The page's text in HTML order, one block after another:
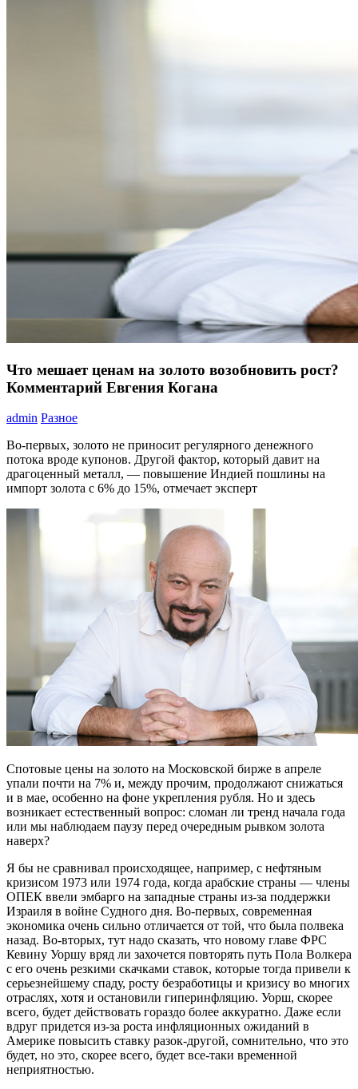
Что мешает ценам на золото возобновить рост?
Комментарий Евгения Когана
admin Разное
Во-первых, золото не приносит регулярного денежного
потока вроде купонов. Другой фактор, который давит на
драгоценный металл, — повышение Индией пошлины на
импорт золота с 6% до 15%, отмечает эксперт
Спотовые цены на золото на Московской бирже в апреле
упали почти на 7% и, между прочим, продолжают снижаться
и в мае, особенно на фоне укрепления рубля. Но и здесь
возникает естественный вопрос: сломан ли тренд начала года
или мы наблюдаем паузу перед очередным рывком золота
наверх?
Я бы не сравнивал происходящее, например, с нефтяным
кризисом 1973 или 1974 года, когда арабские страны — члены
ОПЕК ввели эмбарго на западные страны из-за поддержки
Израиля в войне Судного дня. Во-первых, современная
экономика очень сильно отличается от той, что была полвека
назад. Во-вторых, тут надо сказать, что новому главе ФРС
Кевину Уоршу вряд ли захочется повторять путь Пола Волкера
с его очень резкими скачками ставок, которые тогда привели к
серьезнейшему спаду, росту безработицы и кризису во многих
отраслях, хотя и остановили гиперинфляцию. Уорш, скорее
всего, будет действовать гораздо более аккуратно. Даже если
вдруг придется из-за роста инфляционных ожиданий в
Америке повысить ставку разок-другой, сомнительно, что это
будет, но это, скорее всего, будет все-таки временной
неприятностью.